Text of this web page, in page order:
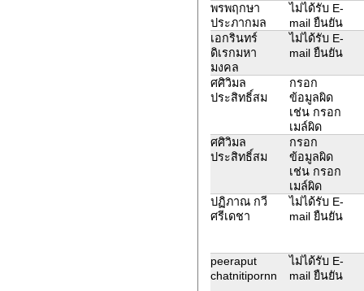
พรพฤกษา
ประภากมล
ไม่ได้รับ E-
mail ยืนยัน
เอกรินทร์
ดิเรกมหา
มงคล
ไม่ได้รับ E-
mail ยืนยัน
ศศิวิมล
ประสิทธิ์สม
กรอก
ข้อมูลผิด
เช่น กรอก
เมล์ผิด
ศศิวิมล
ประสิทธิ์สม
กรอก
ข้อมูลผิด
เช่น กรอก
เมล์ผิด
ปฏิภาณ กวี
ศรีเดชา
ไม่ได้รับ E-
mail ยืนยัน
peeraput
chatnitipornn
ไม่ได้รับ E-
mail ยืนยัน